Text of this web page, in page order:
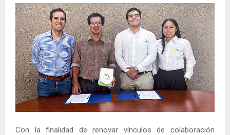
Con la finalidad de renovar vínculos de colaboración